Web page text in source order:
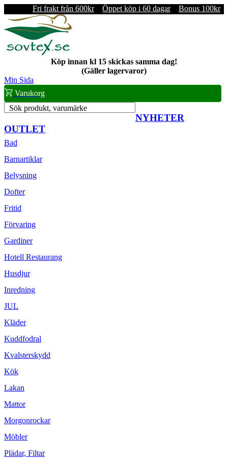
Fri frakt från 600kr Öppet köp i 60 dagar Bonus 100kr
Köp innan kl 15 skickas samma dag!
(Gäller lagervaror)
Min Sida
Varukorg
Sök produkt, varumärke
NYHETER
OUTLET
Bad
Barnartiklar
Belysning
Dofter
Fritid
Förvaring
Gardiner
Hotell Restaurang
Husdjur
Inredning
JUL
Kläder
Kuddfodral
Kvalsterskydd
Kök
Lakan
Mattor
Morgonrockar
Möbler
Plädar, Filtar